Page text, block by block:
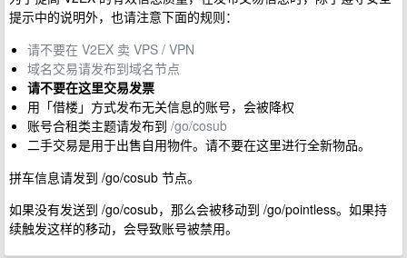
提示中的说明外，也请注意下面的规则：
请不要在 V2EX 卖 VPS / VPN
域名交易请发布到域名节点
请不要在这里交易发票
用「借楼」方式发布无关信息的账号，会被降权
账号合租类主题请发布到 /go/cosub
二手交易是用于出售自用物件。请不要在这里进行全新物品。
拼车信息请发到 /go/cosub 节点。
如果没有发送到 /go/cosub，那么会被移动到 /go/pointless。如果持
续触发这样的移动，会导致账号被禁用。